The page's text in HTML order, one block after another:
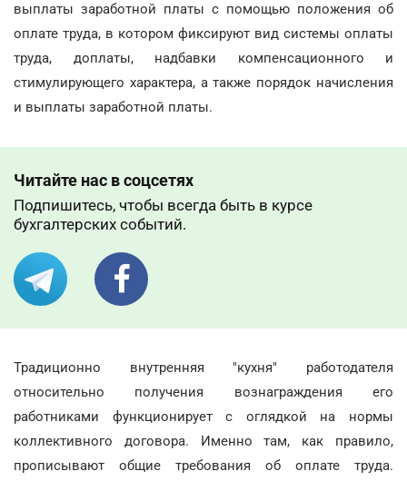
выплаты заработной платы с помощью положения об
оплате труда, в котором фиксируют вид системы оплаты
труда, доплаты, надбавки компенсационного и
стимулирующего характера, а также порядок начисления
и выплаты заработной платы.
Читайте нас в соцсетях
Подпишитесь, чтобы всегда быть в курсе
бухгалтерских событий.
Традиционно внутренняя "кухня" работодателя
относительно получения вознаграждения его
работниками функционирует с оглядкой на нормы
коллективного договора. Именно там, как правило,
прописывают общие требования об оплате труда.